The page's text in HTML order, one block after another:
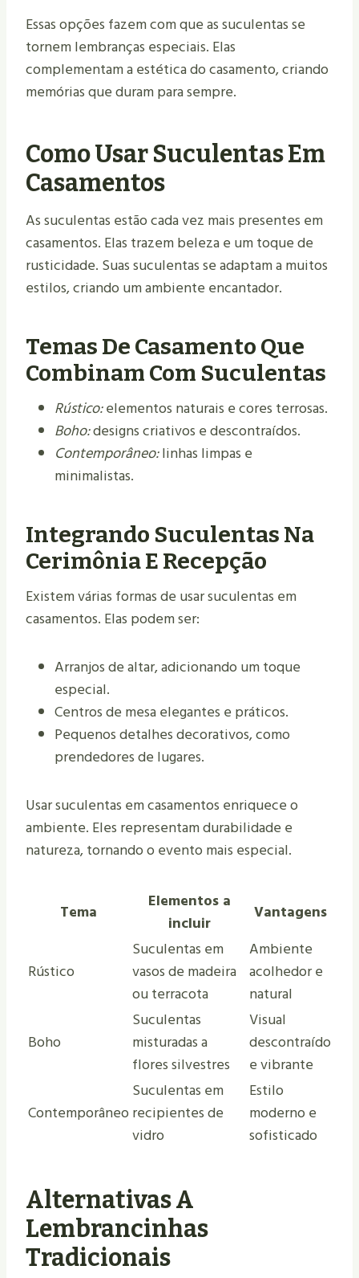
Essas opções fazem com que as suculentas se
tornem lembranças especiais. Elas
complementam a estética do casamento, criando
memórias que duram para sempre.
Como Usar Suculentas Em
Casamentos
As suculentas estão cada vez mais presentes em
casamentos. Elas trazem beleza e um toque de
rusticidade. Suas suculentas se adaptam a muitos
estilos, criando um ambiente encantador.
Temas De Casamento Que
Combinam Com Suculentas
Rústico:elementos naturais e cores terrosas.
Boho:designs criativos e descontraídos.
Contemporâneo:linhas limpas e
minimalistas.
Integrando Suculentas Na
Cerimônia E Recepção
Existem várias formas de usar suculentas em
casamentos. Elas podem ser:
Arranjos de altar, adicionando um toque
especial.
Centros de mesa elegantes e práticos.
Pequenos detalhes decorativos, como
prendedores de lugares.
Usar suculentas em casamentos enriquece o
ambiente. Eles representam durabilidade e
natureza, tornando o evento mais especial.
Tema
Elementos a
incluir
Vantagens
Rústico
Suculentas em
vasos de madeira
ou terracota
Ambiente
acolhedor e
natural
Boho
Suculentas
misturadas a
flores silvestres
Visual
descontraído
e vibrante
Contemporâneo
Suculentas em
recipientes de
vidro
Estilo
moderno e
sofisticado
Alternativas A
Lembrancinhas
Tradicionais